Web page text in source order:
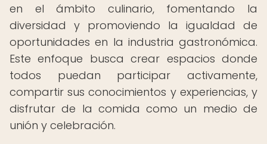
en el ámbito culinario, fomentando la
diversidad y promoviendo la igualdad de
oportunidades en la industria gastronómica.
Este enfoque busca crear espacios donde
todos puedan participar activamente,
compartir sus conocimientos y experiencias, y
disfrutar de la comida como un medio de
unión y celebración.